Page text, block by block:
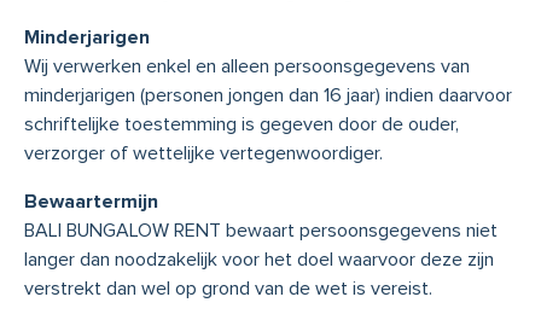
Minderjarigen
Wij verwerken enkel en alleen persoonsgegevens van
minderjarigen (personen jongen dan 16 jaar) indien daarvoor
schriftelijke toestemming is gegeven door de ouder,
verzorger of wettelijke vertegenwoordiger.
Bewaartermijn
BALI BUNGALOW RENT bewaart persoonsgegevens niet
langer dan noodzakelijk voor het doel waarvoor deze zijn
verstrekt dan wel op grond van de wet is vereist.